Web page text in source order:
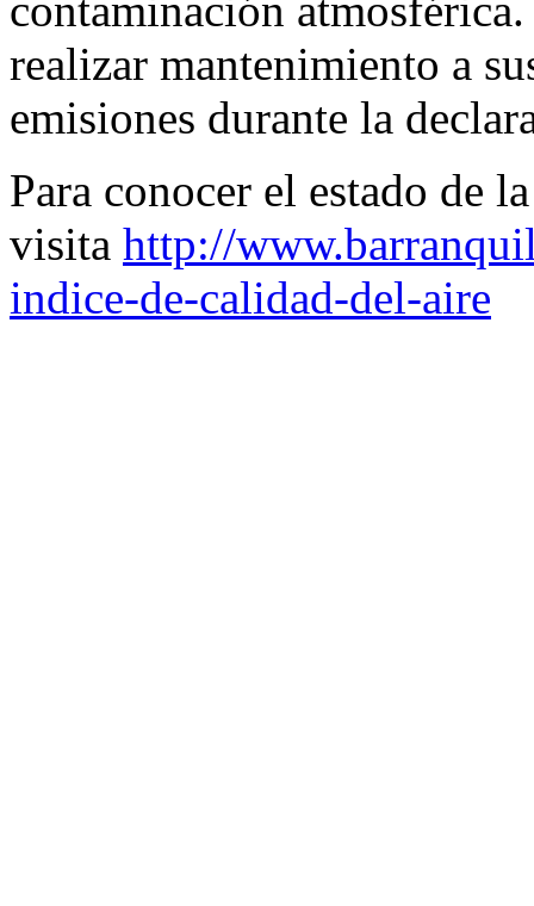
contaminación
realizar mantenimiento a
emisiones durante la
Para conocer el estado de
visita http://
indice-de-calidad-del-aire